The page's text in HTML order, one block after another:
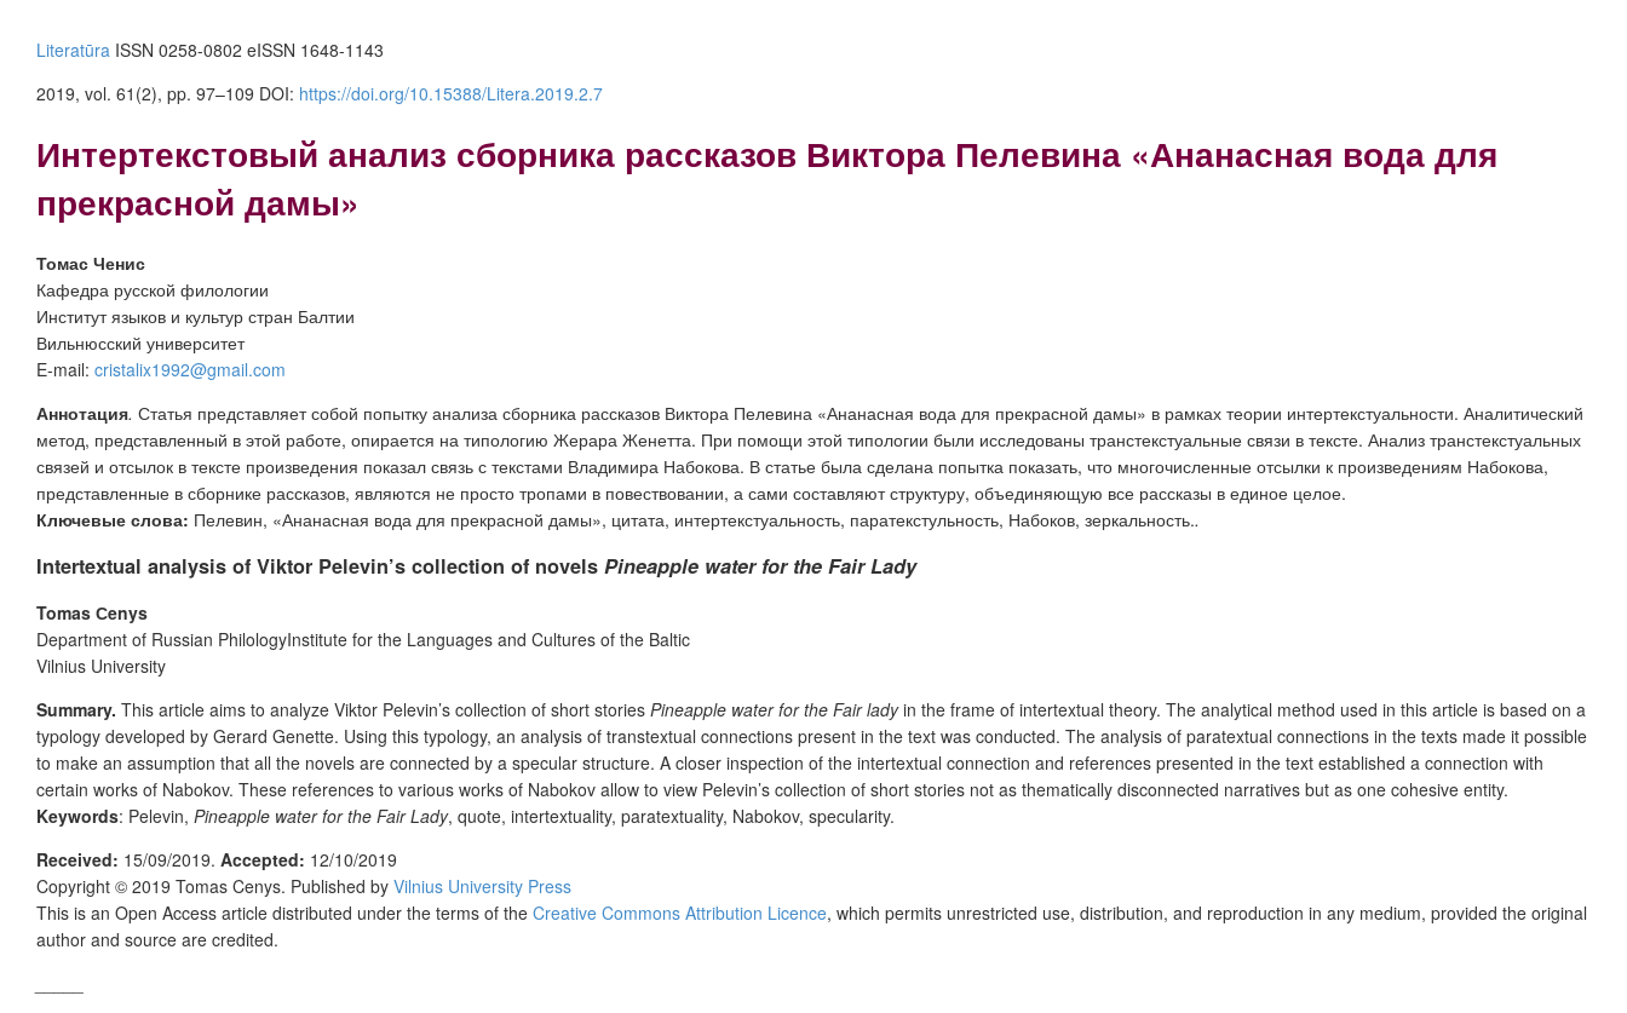
Literatūra ISSN 0258-0802 eISSN 1648-1143
2019, vol. 61(2), pp. 97–109 DOI: https://doi.org/10.15388/Litera.2019.2.7
Интертекстовый анализ сборника рассказов Виктора Пелевина «Ананасная вода для
прекрасной дамы»
Томас Ченис
Кафедра русской филологии
Институт языков и культур стран Балтии
Вильнюсский университет
E-mail: cristalix1992@gmail.com
Аннотация. Статья представляет собой попытку анализа сборника рассказов Виктора Пелевина «Ананасная вода для прекрасной дамы» в рамках теории интертекстуальности. Аналитический
метод, представленный в этой работе, опирается на типологию Жерара Женетта. При помощи этой типологии были исследованы транстекстуальные связи в тексте. Анализ транстекстуальных
связей и отсылок в тексте произведения показал связь с текстами Владимира Набокова. В статье была сделана попытка показать, что многочисленные отсылки к произведениям Набокова,
представленные в сборнике рассказов, являются не просто тропами в повествовании, а сами составляют структуру, объединяющую все рассказы в единое целое.
Ключевые слова: Пелевин, «Ананасная вода для прекрасной дамы», цитата, интертекстуальность, паратекстульность, Набоков, зеркальность..
Intertextual analysis of Viktor Pelevin’s collection of novels Pineapple water for the Fair Lady
Tomas Сenys
Department of Russian PhilologyInstitute for the Languages and Cultures of the Baltic
Vilnius University
Summary. This article aims to analyze Viktor Pelevin’s collection of short stories Pineapple water for the Fair ladyin the frame of intertextual theory. The analytical method used in this article is based on a
typology developed by Gerard Genette. Using this typology, an analysis of transtextual connections present in the text was conducted. The analysis of paratextual connections in the texts made it possible
to make an assumption that all the novels are connected by a specular structure. A closer inspection of the intertextual connection and references presented in the text established a connection with
certain works of Nabokov. These references to various works of Nabokov allow to view Pelevin’s collection of short stories not as thematically disconnected narratives but as one cohesive entity.
Keywords: Pelevin, Pineapple water for the Fair Lady, quote, intertextuality, paratextuality, Nabokov, specularity.
Received: 15/09/2019. Accepted: 12/10/2019
Copyright © 2019 Tomas Cenys. Published by Vilnius University Press
This is an Open Access article distributed under the terms of the Creative Commons Attribution Licence, which permits unrestricted use, distribution, and reproduction in any medium, provided the original
author and source are credited.